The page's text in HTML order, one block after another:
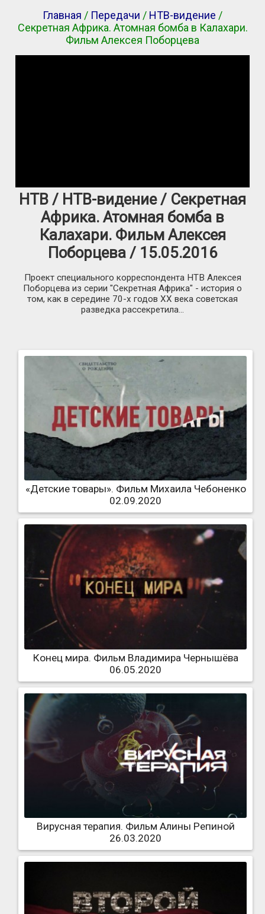
Главная / Передачи / НТВ-видение /
Секретная Африка. Атомная бомба в Калахари.
Фильм Алексея Поборцева
НТВ / НТВ-видение / Секретная
Африка. Атомная бомба в
Калахари. Фильм Алексея
Поборцева / 15.05.2016
Проект специального корреспондента НТВ Алексея
Поборцева из серии "Секретная Африка" - история о
том, как в середине 70-х годов XX века советская
разведка рассекретила...
«Детские товары». Фильм Михаила Чебоненко
02.09.2020
Конец мира. Фильм Владимира Чернышёва
06.05.2020
Вирусная терапия. Фильм Алины Репиной
26.03.2020